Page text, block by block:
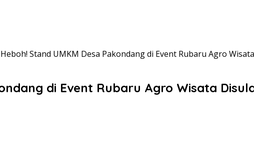
Heboh! Stand UMKM Desa Pakondang di Event Rubaru Agro
di Event Rubaru Agro Wisata